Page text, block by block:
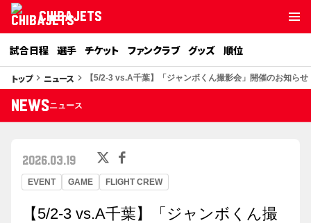
CHIBAJETS
試合日程 選手 チケット ファンクラブ グッズ 順位
トップkeyboard_arrow_right ニュース keyboard_arrow_right 【5/2-3 vs.A千葉】「ジャンボくん撮影会」開催のお知らせ
NEWSニュース
EVENT GAME FLIGHT CREW
2026.03.19
【5/2-3 vs.A千葉】「ジャンボくん撮